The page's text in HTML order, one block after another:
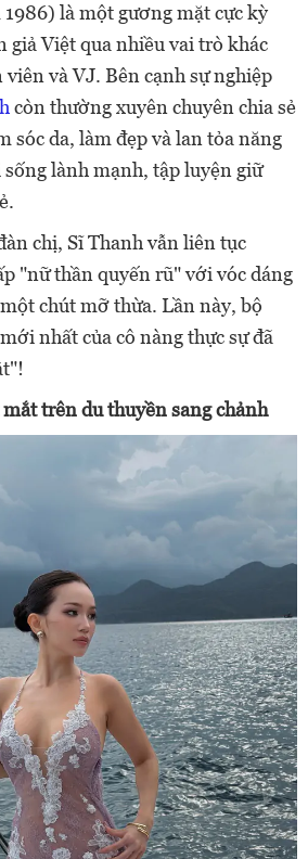
là một gương mặt cực kỳ
giả Việt qua nhiều vai trò khác
và VJ. Bên cạnh sự nghiệp
còn thường xuyên chuyên chia sẻ
sóc da, làm đẹp và lan tỏa năng
lành mạnh, tập luyện giữ
chị, Sĩ Thanh vẫn liên tục
"nữ thần quyến rũ" với vóc dáng
chút mỡ thừa. Lần này, bộ
nhất của cô nàng thực sự đã
trên du thuyền sang chảnh